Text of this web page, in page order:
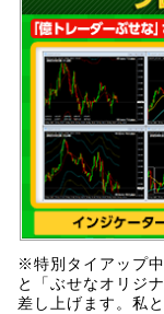
※特別タイアップ中
と「ぶせなオリジ
差し上げます。私